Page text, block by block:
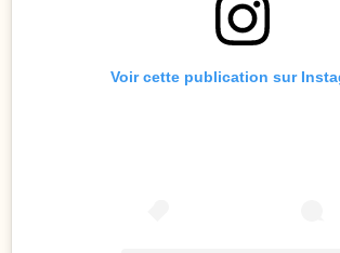
Voir cette publication sur